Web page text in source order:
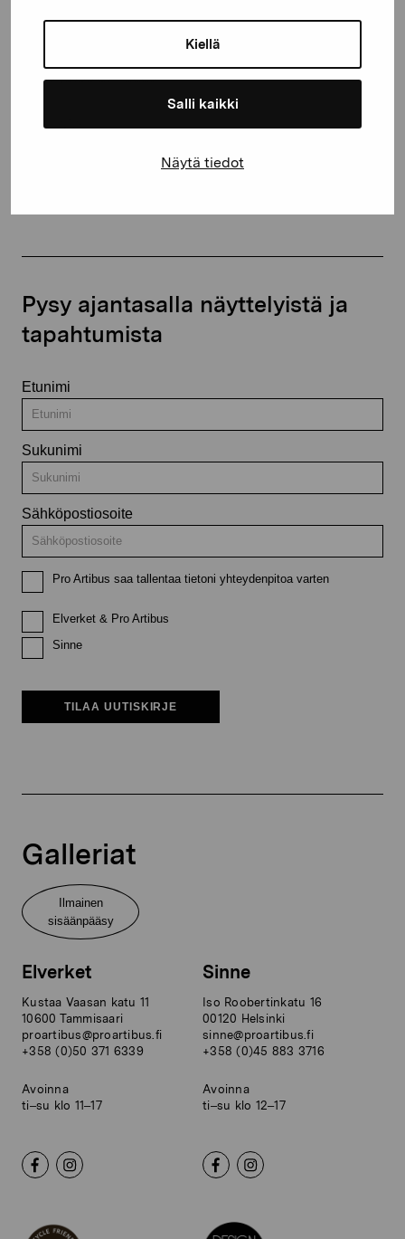
Kiellä
Salli kaikki
Näytä tiedot
+358 (0)50 371 6339
Pysy ajantasalla näyttelyistä ja
tapahtumista
Etunimi
Sukunimi
Sähköpostiosoite
Pro Artibus saa tallentaa tietoni yhteydenpitoa varten
Elverket & Pro Artibus
Sinne
TILAA UUTISKIRJE
Galleriat
Ilmainen
sisäänpääsy
Elverket
Kustaa Vaasan katu 11
10600 Tammisaari
proartibus@proartibus.fi
+358 (0)50 371 6339
Avoinna
ti–su klo 11–17
Sinne
Iso Roobertinkatu 16
00120 Helsinki
sinne@proartibus.fi
+358 (0)45 883 3716
Avoinna
ti–su klo 12–17